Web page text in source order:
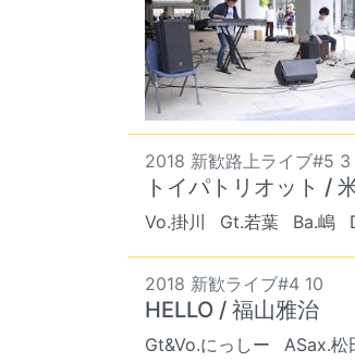
2018 新歓路上ライブ#5 3
トイパトリオット /
Vo.掛川 Gt.若葉 Ba.嶋
2018 新歓ライブ#4 10
HELLO / 福山雅治
Gt&Vo.にっしー ASax.松